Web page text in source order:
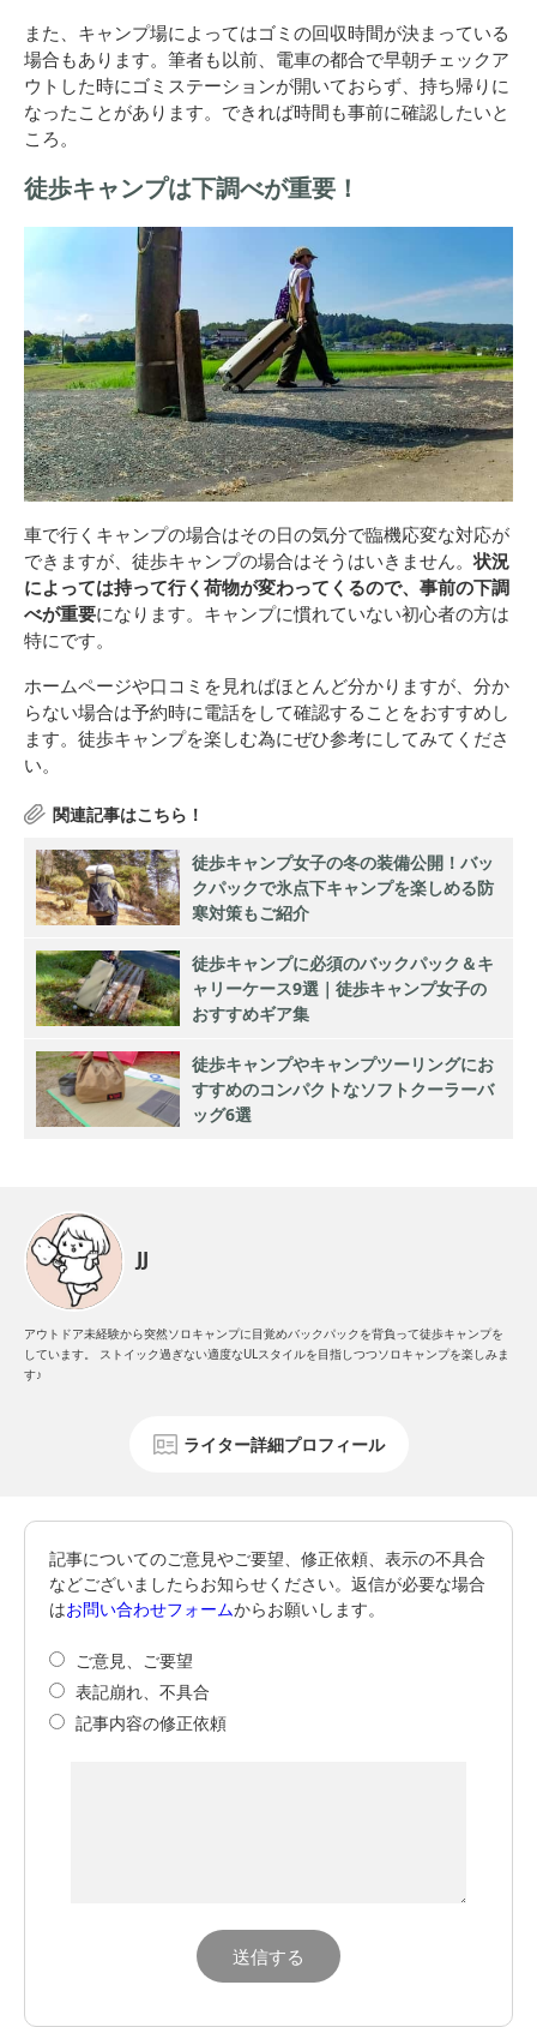
また、キャンプ場によってはゴミの回収時間が決まっている
場合もあります。筆者も以前、電車の都合で早朝チェックア
ウトした時にゴミステーションが開いておらず、持ち帰りに
なったことがあります。できれば時間も事前に確認したいと
ころ。
徒歩キャンプは下調べが重要！
車で行くキャンプの場合はその日の気分で臨機応変な対応が
できますが、徒歩キャンプの場合はそうはいきません。状況
によっては持って行く荷物が変わってくるので、事前の下調
べが重要になります。キャンプに慣れていない初心者の方は
特にです。
ホームページや口コミを見ればほとんど分かりますが、分か
らない場合は予約時に電話をして確認することをおすすめし
ます。徒歩キャンプを楽しむ為にぜひ参考にしてみてくださ
い。
徒歩キャンプ女子の冬の装備公開！バッ
クパックで氷点下キャンプを楽しめる防
寒対策もご紹介
徒歩キャンプに必須のバックパック＆キ
ャリーケース9選｜徒歩キャンプ女子の
おすすめギア集
徒歩キャンプやキャンプツーリングにお
すすめのコンパクトなソフトクーラーバ
ッグ6選
JJ
アウトドア未経験から突然ソロキャンプに目覚めバックパックを背負って徒歩キャンプを
しています。 ストイック過ぎない適度なULスタイルを目指しつつソロキャンプを楽しみま
す♪
ライター詳細プロフィール
記事についてのご意見やご要望、修正依頼、表示の不具合
などございましたらお知らせください。返信が必要な場合
はお問い合わせフォームからお願いします。
ご意見、ご要望
表記崩れ、不具合
記事内容の修正依頼